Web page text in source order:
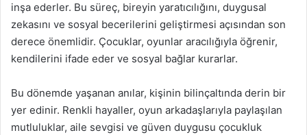
inşa ederler. Bu süreç, bireyin yaratıcılığını, duygusal
zekasını ve sosyal becerilerini geliştirmesi açısından son
derece önemlidir. Çocuklar, oyunlar aracılığıyla öğrenir,
kendilerini ifade eder ve sosyal bağlar kurarlar.
Bu dönemde yaşanan anılar, kişinin bilinçaltında derin bir
yer edinir. Renkli hayaller, oyun arkadaşlarıyla paylaşılan
mutluluklar, aile sevgisi ve güven duygusu çocukluk